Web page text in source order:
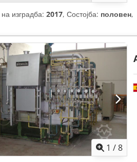
изградба: 2017, Состојба: половен,
1 /8